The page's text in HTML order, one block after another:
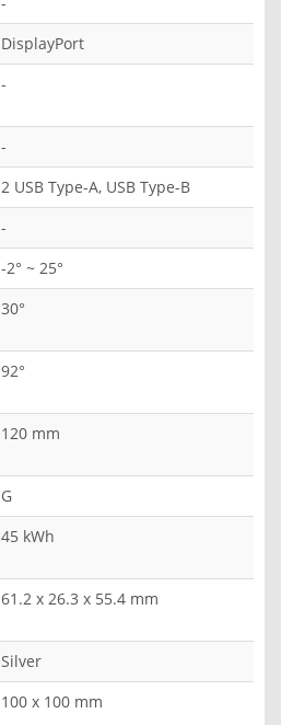
DisplayPort
-
-
2 USB Type-A, USB Type-B
-
-2° ~ 25°
30°
92°
120 mm
G
45 kWh
61.2 x 26.3 x 55.4 mm
Silver
100 x 100 mm